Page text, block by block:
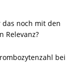
das noch mit den
Relevanz?
bei